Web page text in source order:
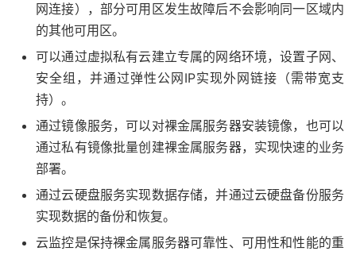
网连接），部分可用区发生故障后不会影响同一区域内
的其他可用区。
可以通过虚拟私有云建立专属的网络环境，设置子网、
安全组，并通过弹性公网IP实现外网链接（需带宽支
持）。
通过镜像服务，可以对裸金属服务器安装镜像，也可以
通过私有镜像批量创建裸金属服务器，实现快速的业务
部署。
通过云硬盘服务实现数据存储，并通过云硬盘备份服务
实现数据的备份和恢复。
云监控是保持裸金属服务器可靠性、可用性和性能的重